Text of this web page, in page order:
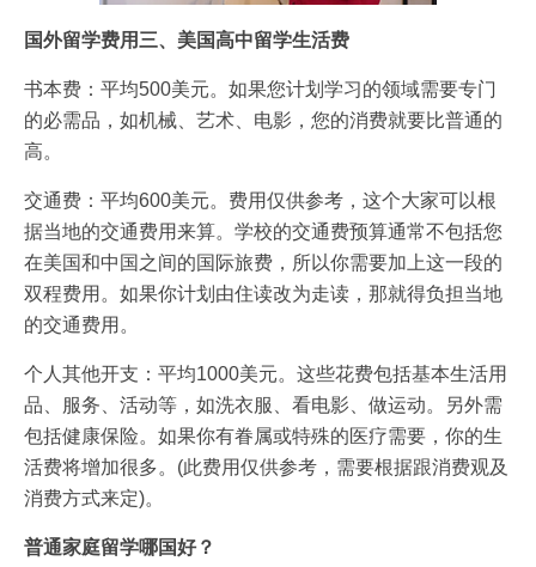
国外留学费用三、美国高中留学生活费
书本费：平均500美元。如果您计划学习的领域需要专门
的必需品，如机械、艺术、电影，您的消费就要比普通的
高。
交通费：平均600美元。费用仅供参考，这个大家可以根
据当地的交通费用来算。学校的交通费预算通常不包括您
在美国和中国之间的国际旅费，所以你需要加上这一段的
双程费用。如果你计划由住读改为走读，那就得负担当地
的交通费用。
个人其他开支：平均1000美元。这些花费包括基本生活用
品、服务、活动等，如洗衣服、看电影、做运动。另外需
包括健康保险。如果你有眷属或特殊的医疗需要，你的生
活费将增加很多。(此费用仅供参考，需要根据跟消费观及
消费方式来定)。
普通家庭留学哪国好？